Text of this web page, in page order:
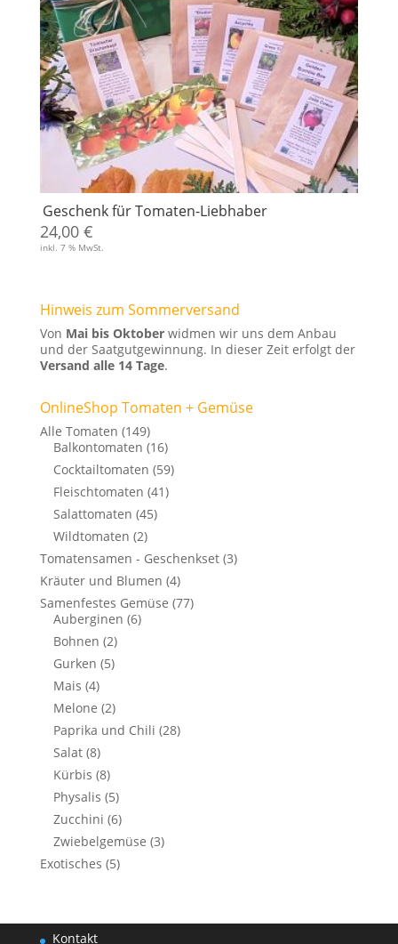
Geschenk für Tomaten-Liebhaber
24,00 €
inkl. 7 % MwSt.
Hinweis zum Sommerversand
Von Mai bis Oktoberwidmen wir uns dem Anbau
und der Saatgutgewinnung. In dieser Zeit erfolgt der
Versand alle 14 Tage.
OnlineShop Tomaten + Gemüse
Alle Tomaten (149)
Balkontomaten (16)
Cocktailtomaten (59)
Fleischtomaten (41)
Salattomaten (45)
Wildtomaten (2)
Tomatensamen - Geschenkset (3)
Kräuter und Blumen (4)
Samenfestes Gemüse (77)
Auberginen (6)
Bohnen (2)
Gurken (5)
Mais (4)
Melone (2)
Paprika und Chili (28)
Salat (8)
Kürbis (8)
Physalis (5)
Zucchini (6)
Zwiebelgemüse (3)
Exotisches (5)
Kontakt